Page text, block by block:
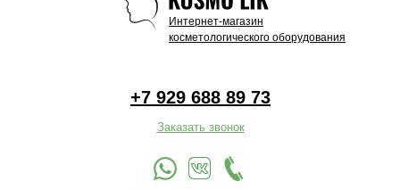
Интернет-магазин
косметологического оборудования
+7 929 688 89 73
Заказать звонок